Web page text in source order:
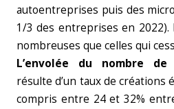
autoentreprises puis des
1/3 des entreprises en 2022).
nombreuses que celles qui
L’envolée du nombre de
résulte d’un taux de créations
compris entre 24 et 32%